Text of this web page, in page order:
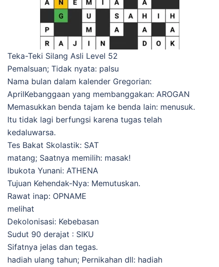
Teka-Teki Silang Asli Level 52
Pemalsuan; Tidak nyata: palsu
Nama bulan dalam kalender Gregorian:
AprilKebanggaan yang membanggakan: AROGAN
Memasukkan benda tajam ke benda lain: menusuk.
Itu tidak lagi berfungsi karena tugas telah
kedaluwarsa.
Tes Bakat Skolastik: SAT
matang; Saatnya memilih: masak!
Ibukota Yunani: ATHENA
Tujuan Kehendak-Nya: Memutuskan.
Rawat inap: OPNAME
melihat
Dekolonisasi: Kebebasan
Sudut 90 derajat : SIKU
Sifatnya jelas dan tegas.
hadiah ulang tahun; Pernikahan dll: hadiah